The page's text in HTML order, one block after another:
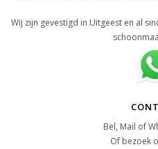
Wij zijn gevestigd in Uitgeest en al
Bel, Mail of
Of bezoek